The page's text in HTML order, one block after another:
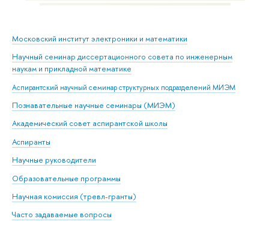
Московский институт электроники и математики
Научный семинар диссертационного совета по инженерным
наукам и прикладной математике
Аспирантский научный семинар структурных подразделений МИЭМ
Познавательные научные семинары (МИЭМ)
Академический совет аспирантской школы
Аспиранты
Научные руководители
Образовательные программы
Научная комиссия (тревл-гранты)
Часто задаваемые вопросы